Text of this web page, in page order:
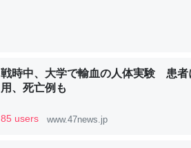
─ニュース :: 【研究発表】昆虫学の大問題＝「
ウチもEchoを実家に置いて４年。でた
中。あと、Googleマップで位置情報を共
戦時中、大学で輸血の人体実験 患者
用、死亡例も
85 users www.47news.jp